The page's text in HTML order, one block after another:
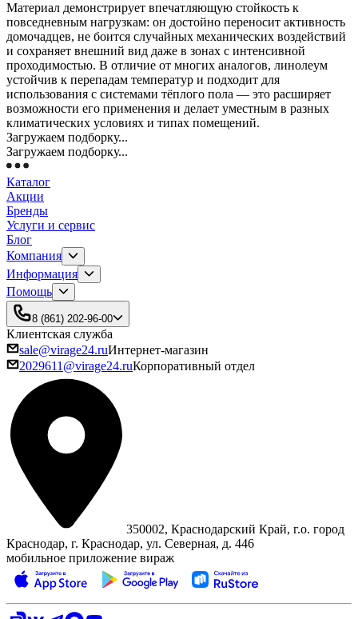
Материал демонстрирует впечатляющую стойкость к
повседневным нагрузкам: он достойно переносит активность
домочадцев, не боится случайных механических воздействий
и сохраняет внешний вид даже в зонах с интенсивной
проходимостью. В отличие от многих аналогов, линолеум
устойчив к перепадам температур и подходит для
использования с системами тёплого пола — это расширяет
возможности его применения и делает уместным в разных
климатических условиях и типах помещений.
Загружаем подборку...
Загружаем подборку...
Каталог
Акции
Бренды
Услуги и сервис
Блог
Компания
Информация
Помощь
8 (861) 202-96-00
Клиентская служба
sale@virage24.ruИнтернет-магазин
2029611@virage24.ruКорпоративный отдел
350002, Краснодарский Край, г.о. город
Краснодар, г. Краснодар, ул. Северная, д. 446
мобильное приложение вираж